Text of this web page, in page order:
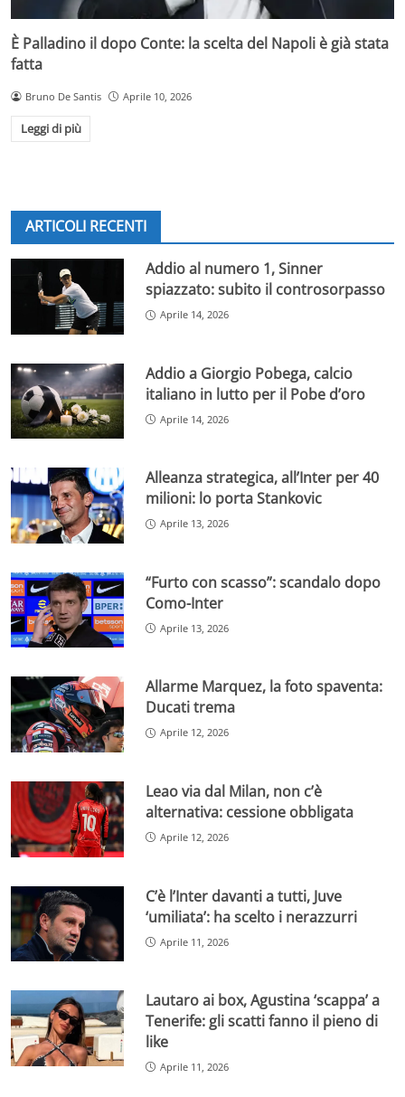
È Palladino il dopo Conte: la scelta del Napoli è già stata
fatta
Bruno De Santis Aprile 10, 2026
Leggi di più
ARTICOLI RECENTI
Addio al numero 1, Sinner
spiazzato: subito il controsorpasso
Aprile 14, 2026
Addio a Giorgio Pobega, calcio
italiano in lutto per il Pobe d’oro
Aprile 14, 2026
Alleanza strategica, all’Inter per 40
milioni: lo porta Stankovic
Aprile 13, 2026
“Furto con scasso”: scandalo dopo
Como-Inter
Aprile 13, 2026
Allarme Marquez, la foto spaventa:
Ducati trema
Aprile 12, 2026
Leao via dal Milan, non c’è
alternativa: cessione obbligata
Aprile 12, 2026
C’è l’Inter davanti a tutti, Juve
‘umiliata’: ha scelto i nerazzurri
Aprile 11, 2026
Lautaro ai box, Agustina ‘scappa’ a
Tenerife: gli scatti fanno il pieno di
like
Aprile 11, 2026